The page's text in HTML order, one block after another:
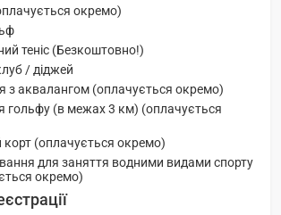
окремо)
теніс (Безкоштовно!)
/ діджей
з аквалангом (оплачується окремо)
гольфу (в межах 3 км) (оплачується
корт (оплачується окремо)
для заняття водними видами спорту
окремо)